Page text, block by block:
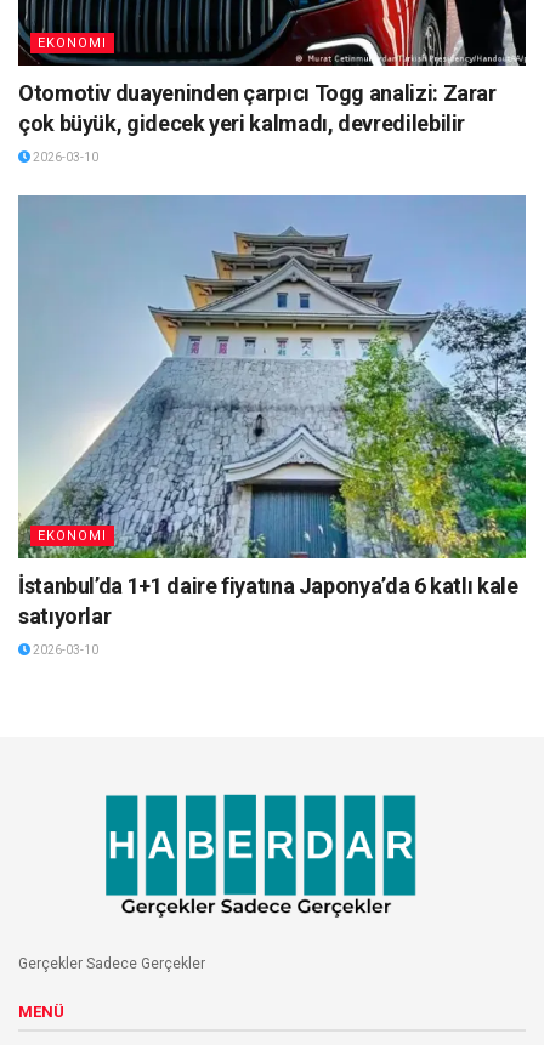
EKONOMI
Otomotiv duayeninden çarpıcı Togg analizi: Zarar
çok büyük, gidecek yeri kalmadı, devredilebilir
2026-03-10
EKONOMI
İstanbul’da 1+1 daire fiyatına Japonya’da 6 katlı kale
satıyorlar
2026-03-10
Gerçekler Sadece Gerçekler
MENÜ